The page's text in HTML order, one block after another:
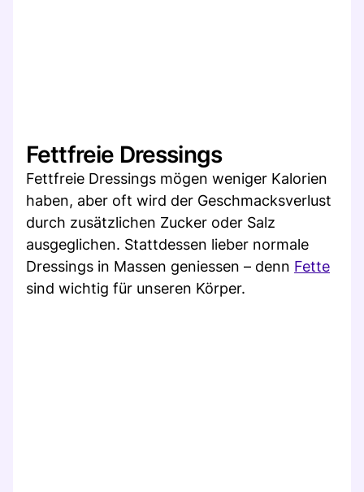
Fettfreie Dressings
Fettfreie Dressings mögen weniger Kalorien
haben, aber oft wird der Geschmacksverlust
durch zusätzlichen Zucker oder Salz
ausgeglichen. Stattdessen lieber normale
Dressings in Massen geniessen – denn Fette
sind wichtig für unseren Körper.